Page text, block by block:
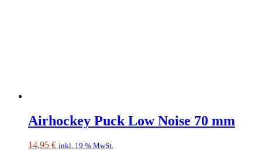
Airhockey Puck Low Noise 70 mm
14,95 € inkl. 19 % MwSt.